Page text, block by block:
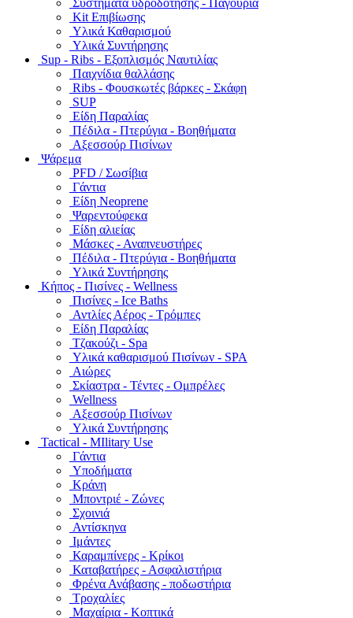
Συστήματα υδροδότησης - Παγούρια
Kit Επιβίωσης
Υλικά Καθαρισμού
Υλικά Συντήρησης
Sup - Ribs - Εξοπλισμός Ναυτιλίας
Παιχνίδια θαλλάσης
Ribs - Φουσκωτές βάρκες - Σκάφη
SUP
Είδη Παραλίας
Πέδιλα - Πτερύγια - Βοηθήματα
Αξεσσούρ Πισίνων
Ψάρεμα
PFD / Σωσίβια
Γάντια
Είδη Neoprene
Ψαρεντούφεκα
Είδη αλιείας
Μάσκες - Αναπνευστήρες
Πέδιλα - Πτερύγια - Βοηθήματα
Υλικά Συντήρησης
Κήπος - Πισίνες - Wellness
Πισίνες - Ice Baths
Αντλίες Αέρος - Τρόμπες
Είδη Παραλίας
Τζακούζι - Spa
Υλικά καθαρισμού Πισίνων - SPA
Αιώρες
Σκίαστρα - Τέντες - Ομπρέλες
Wellness
Αξεσσούρ Πισίνων
Υλικά Συντήρησης
Tactical - MIlitary Use
Γάντια
Υποδήματα
Κράνη
Μποντριέ - Ζώνες
Σχοινιά
Αντίσκηνα
Ιμάντες
Καραμπίνερς - Κρίκοι
Καταβατήρες - Ασφαλιστήρια
Φρένα Ανάβασης - ποδωστήρια
Τροχαλίες
Μαχαίρια - Κοπτικά